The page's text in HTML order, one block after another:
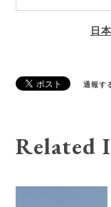
日
通報す
Related